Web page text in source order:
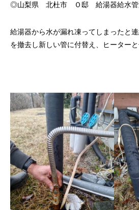
◎山梨県 北杜市 Ｏ邸 給湯器給水管
給湯器から水が漏れ凍ってしまったと
を撤去し新しい管に付替え、ヒーター